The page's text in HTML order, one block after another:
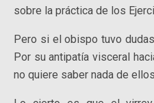
sobre la práctica de los
Pero si el obispo tuvo
Por su antipatía visceral
no quiere saber nada de